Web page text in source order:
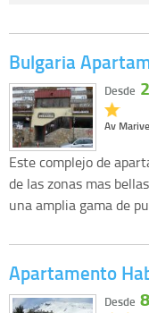
Bulgaria
Av
Desde
Este complejo de
de las zonas mas
una amplia gama de
Apartamento
Desde